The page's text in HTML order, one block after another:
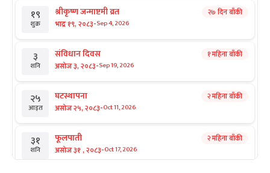
१९
शुक्र
श्रीकृष्ण जन्माष्टमी व्रत
भाद्र १९, २०८३-Sep 4, 2026
२७ दिन बाँकी
३
शनि
संविधान दिवस
असोज ३, २०८३-Sep 19, 2026
१ महिना बाँकी
२५
आइत
घटस्थापना
असोज २५, २०८३-Oct 11, 2026
२ महिना बाँकी
३१
शनि
फूलपाती
असोज ३१ , २०८३-Oct 17, 2026
२ महिना बाँकी